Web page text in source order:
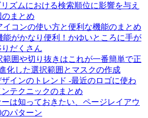
ズムにおける検索順位に影響を与え
のまとめ
イコンの使い方と便利な機能のまとめ
能がかなり便利！かゆいところに手が
だくさん
範囲や切り抜きはこれが一番簡単で正
化した選択範囲とマスクの作成
ザインのトレンド -最近のロゴに使わ
テクニックのまとめ
は知っておきたい、ページレイアウ
のパターン